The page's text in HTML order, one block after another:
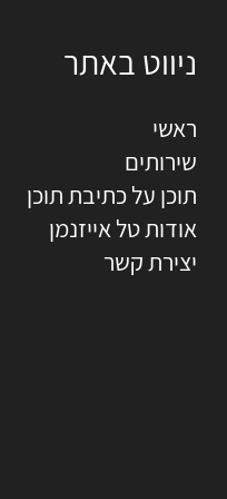
ניווט באתר
ראשי
שירותים
תוכן על כתיבת תוכן
אודות טל אייזנמן
יצירת קשר